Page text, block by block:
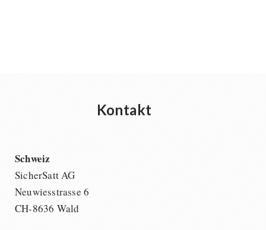
Kontakt
Schweiz
SicherSatt AG
Neuwiesstrasse 6
CH-8636 Wald